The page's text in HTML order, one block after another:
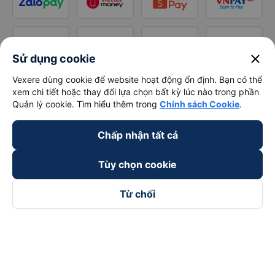
Sử dụng cookie close
Vexere dùng cookie để website hoạt động ổn định. Bạn có thể
xem chi tiết hoặc thay đổi lựa chọn bất kỳ lúc nào trong phần
Quản lý cookie. Tìm hiểu thêm trong Chính sách Cookie.
Chấp nhận tất cả
Tùy chọn cookie
Từ chối